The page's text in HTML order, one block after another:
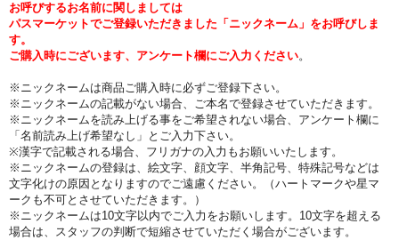
お呼びするお名前に関しましては
パスマーケットでご登録いただきました「ニックネーム」をお呼びしま
す。
ご購入時にございます、アンケート欄にご入力ください。
※ニックネームは商品ご購入時に必ずご登録下さい。
※ニックネームの記載がない場合、ご本名で登録させていただきます。
※ニックネームを読み上げる事をご希望されない場合、アンケート欄に
「名前読み上げ希望なし」とご入力下さい。
※漢字で記載される場合、フリガナの入力もお願いいたします。
※ニックネームの登録は、絵文字、顔文字、半角記号、特殊記号などは
文字化けの原因となりますのでご遠慮ください。（ハートマークや星マ
ークも不可とさせていただきます。）
※ニックネームは10文字以内でご入力をお願いします。10文字を超える
場合は、スタッフの判断で短縮させていただく場合がございます。